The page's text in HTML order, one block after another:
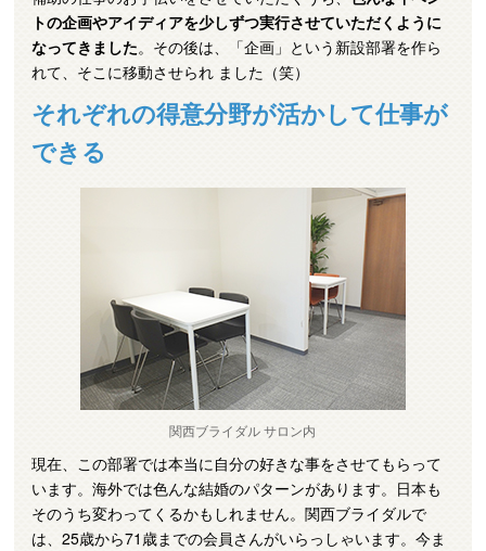
トの企画やアイディアを少しずつ実行させていただくように
なってきました。その後は、「企画」という新設部署を作ら
れて、そこに移動させられ ました（笑）
それぞれの得意分野が活かして仕事が
できる
関西ブライダル サロン内
現在、この部署では本当に自分の好きな事をさせてもらって
います。海外では色んな結婚のパターンがあります。日本も
そのうち変わってくるかもしれません。関西ブライダルで
は、25歳から71歳までの会員さんがいらっしゃいます。今ま